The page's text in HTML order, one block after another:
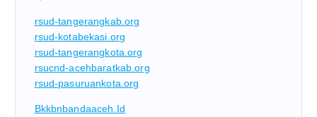
rsud-tangerangkab.org
rsud-kotabekasi.org
rsud-tangerangkota.org
rsucnd-acehbaratkab.org
rsud-pasuruankota.org
Bkkbnbandaaceh.id